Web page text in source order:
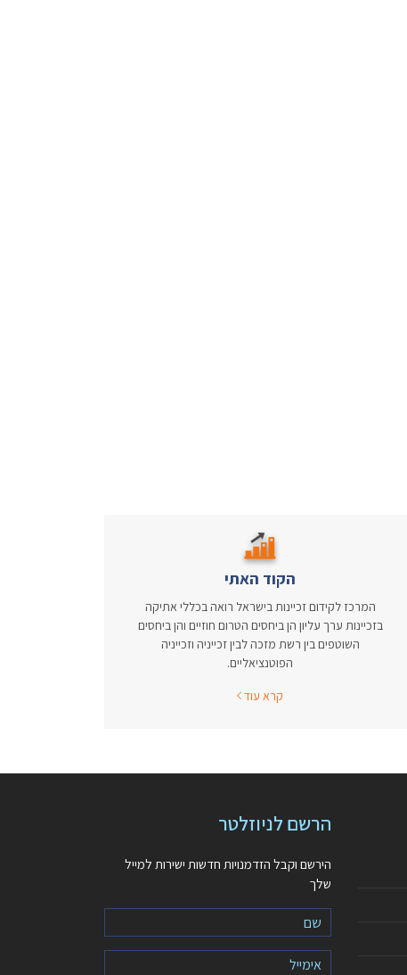
הקוד האתי
המרכז לקידום זכיינות בישראל רואה בכללי אתיקה
בזכיינות ערך עליון הן ביחסים הטרום חוזיים והן ביחסים
השוטפים בין רשת מזכה לבין זכייניה וזכייניה
הפוטנציאליים.
קרא עוד
הרשם לניוזלטר
הירשם וקבל הזדמנויות חדשות ישירות למייל
שלך